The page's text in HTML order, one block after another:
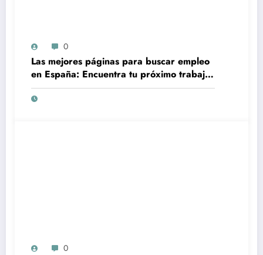
0
Las mejores páginas para buscar empleo
en España: Encuentra tu próximo trabajo
de forma rápida y sencilla
0